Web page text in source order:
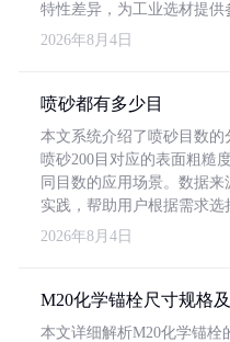
特性差异，为工业选材提供
2026年8月4日
喷砂都有多少目
本文系统介绍了喷砂目数
喷砂200目对应的表面粗糙
同目数的应用场景。数据来
实践，帮助用户根据需求选
2026年8月4日
M20化学锚栓尺寸规格
本文详细解析M20化学锚栓